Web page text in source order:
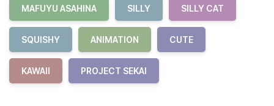
MAFUYU ASAHINA SILLY SILLY CAT
SQUISHY ANIMATION CUTE
KAWAII PROJECT SEKAI